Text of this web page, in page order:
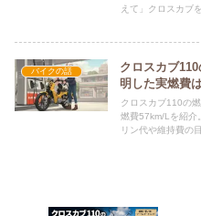
えて」クロスカブ
バイクの話
クロスカブ
明した実燃費
クロスカブ110の
燃費57km/Lを紹介
リン代や維持費の